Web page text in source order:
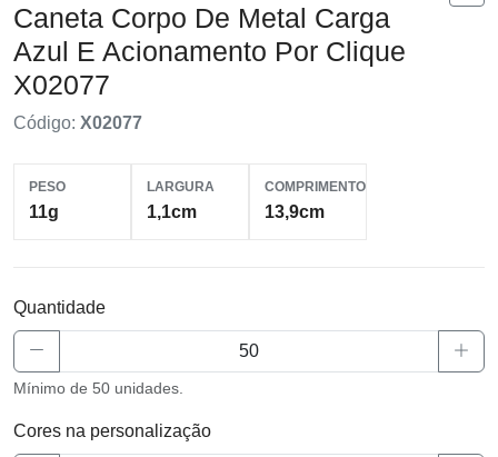
Caneta Corpo De Metal Carga
Azul E Acionamento Por Clique
X02077
Código: X02077
PESO
11g
LARGURA
1,1cm
COMPRIMENTO
13,9cm
Quantidade
Mínimo de 50 unidades.
Cores na personalização